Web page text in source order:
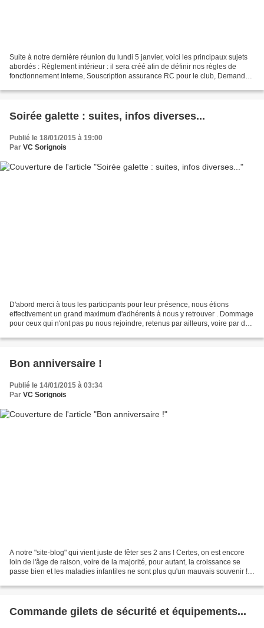
Suite à notre dernière réunion du lundi 5 janvier, voici les principaux sujets
abordés : Règlement intérieur : il sera créé afin de définir nos règles de
fonctionnement interne, Souscription assurance RC pour le club, Demande
Soirée galette : suites, infos diverses...
Publié le 18/01/2015 à 19:00
Par VC Sorignois
D'abord merci à tous les participants pour leur présence, nous étions
effectivement un grand maximum d'adhérents à nous y retrouver . Dommage
pour ceux qui n'ont pas pu nous rejoindre, retenus par ailleurs, voire par des
Bon anniversaire !
Publié le 14/01/2015 à 03:34
Par VC Sorignois
A notre "site-blog" qui vient juste de fêter ses 2 ans ! Certes, on est encore
loin de l'âge de raison, voire de la majorité, pour autant, la croissance se
passe bien et les maladies infantiles ne sont plus qu'un mauvais souvenir !
Commande gilets de sécurité et équipements...